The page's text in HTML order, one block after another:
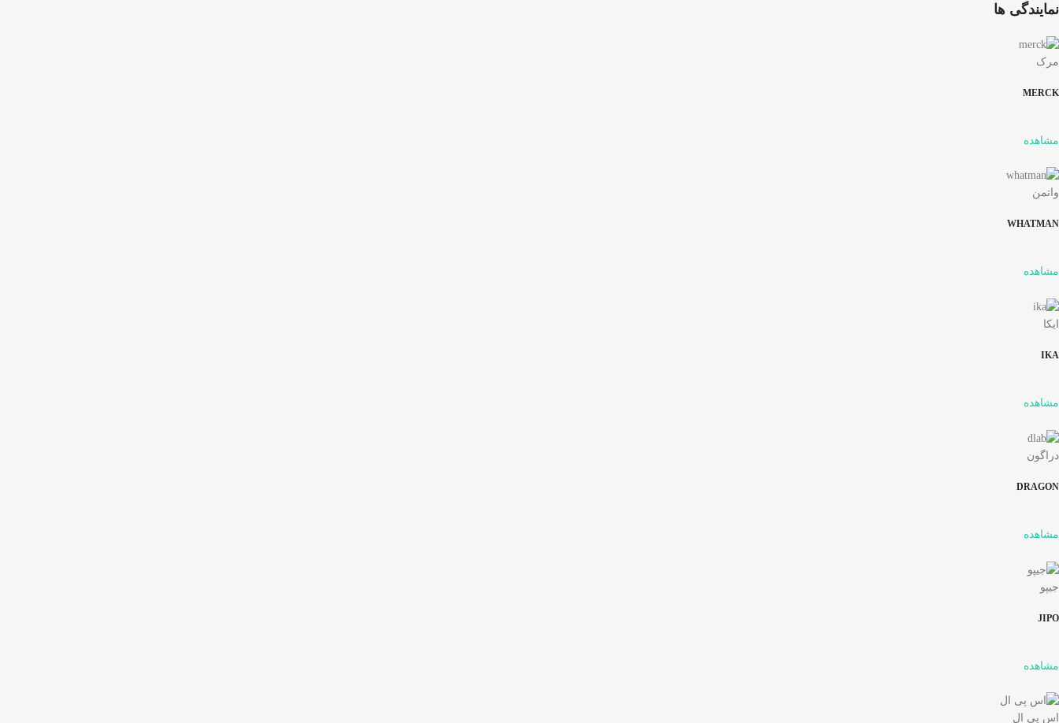
نمایندگی ها
مرک
MERCK
مشاهده
واتمن
WHATMAN
مشاهده
ایکا
IKA
مشاهده
دراگون
DRAGON
مشاهده
جیپو
JIPO
مشاهده
اس پی ال